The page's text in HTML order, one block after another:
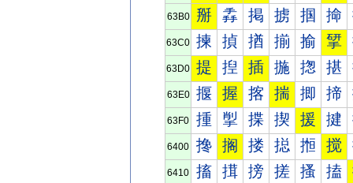
63B0 掰 掱 掲 掳 掴 掵
63C0 揀 揁 揂 揃 揄 揅
63D0 提 揑 插 揓 揔 揕
63E0 揠 握 揢 揣 揤 揥
63F0 揰 揱 揲 揳 援 揵
6400 搀 搁 搂 搃 搄 搅
6410 搐 搑 搒 搓 搔 搕